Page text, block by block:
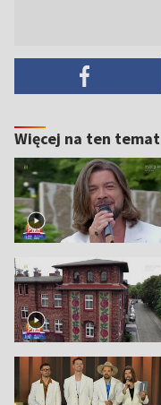
Więcej na ten temat